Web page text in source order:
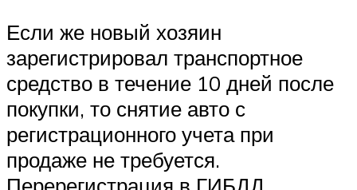
Если же новый хозяин
зарегистрировал транспортное
средство в течение 10 дней после
покупки, то снятие авто с
регистрационного учета при
продаже не требуется.